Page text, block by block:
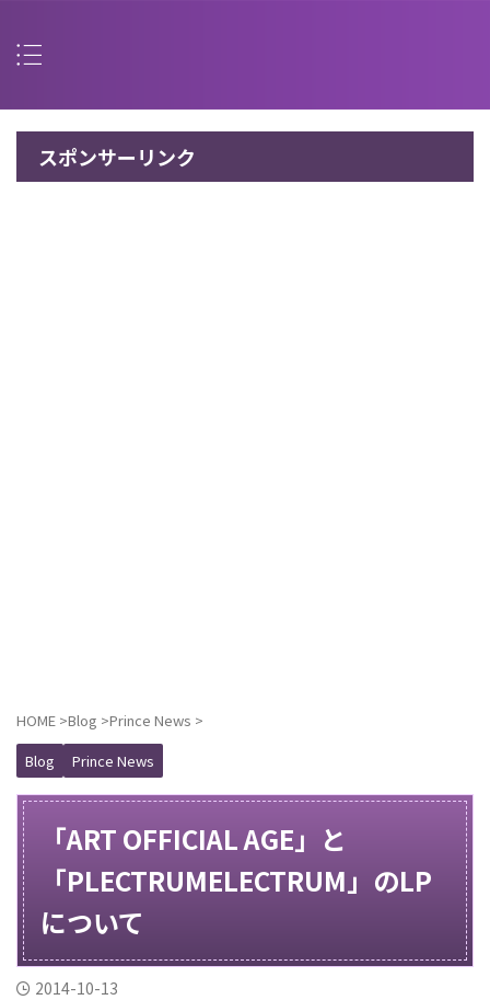
スポンサーリンク
HOME >Blog >Prince News >
Blog
Prince News
「ART OFFICIAL AGE」と
「PLECTRUMELECTRUM」のLP
について
2014-10-13